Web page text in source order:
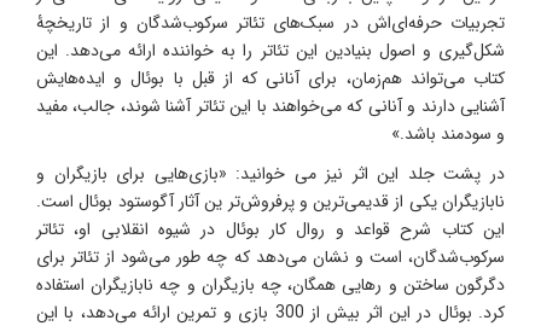
تجربیات حرفه‌ای‌اش در سبک‌های تئاتر سرکوب‌شدگان و از تاریخچۀ
شکل‌گیری‌ و اصول بنیادین این تئاتر را به خواننده ارائه می‌دهد. این
کتاب می‌تواند هم‌زمان، برای آنانی که از قبل با بوئال و ایده‌هایش
آشنایی دارند و آنانی که می‌خواهند با این تئاتر آشنا شوند، جالب، مفید
و سودمند باشد.»
در پشت جلد این اثر نیز می خوانید: «بازی‌هایی برای بازیگران و
نابازیگران یکی از قدیمی‌ترین و پرفروش‌تر ین آثار آگوستود بوئال است.
این کتاب شرح قواعد و روال کار بوئال در شیوه انقلابی او، تئاتر
سرکوب‌شدگان، است و نشان می‌دهد که چه طور می‌شود از تئاتر برای
دگرگون ساختن و رهایی همگان، چه بازیگران و چه نابازیگران استفاده
کرد. بوئال در این اثر بیش از 300 بازی و تمرین ارائه می‌دهد، با این